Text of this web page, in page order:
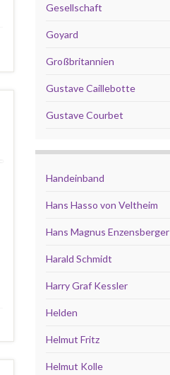
Gesellschaft
Goyard
Großbritannien
Gustave Caillebotte
Gustave Courbet
Handeinband
Hans Hasso von Veltheim
Hans Magnus Enzensberger
Harald Schmidt
Harry Graf Kessler
Helden
Helmut Fritz
Helmut Kolle